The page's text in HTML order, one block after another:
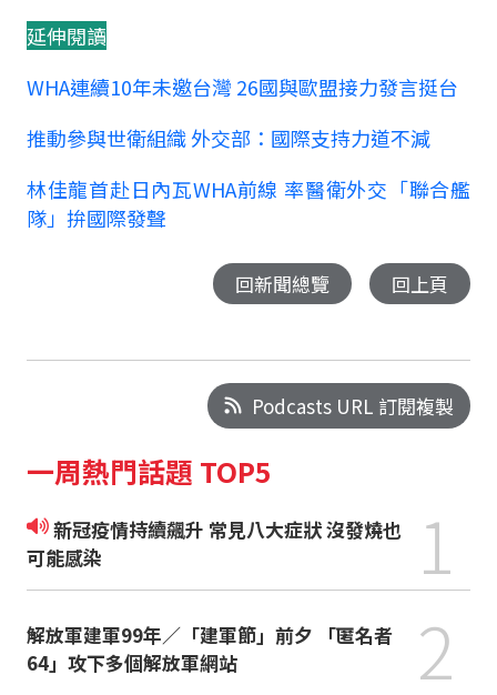
延伸閱讀
WHA連續10年未邀台灣 26國與歐盟接力發言挺台
推動參與世衛組織 外交部：國際支持力道不減
林佳龍首赴日內瓦WHA前線 率醫衛外交「聯合艦
隊」拚國際發聲
回新聞總覽 回上頁
Podcasts URL 訂閱複製
一周熱門話題 TOP5
新冠疫情持續飆升 常見八大症狀 沒發燒也
可能感染
1
解放軍建軍99年／「建軍節」前夕 「匿名者
64」攻下多個解放軍網站
2